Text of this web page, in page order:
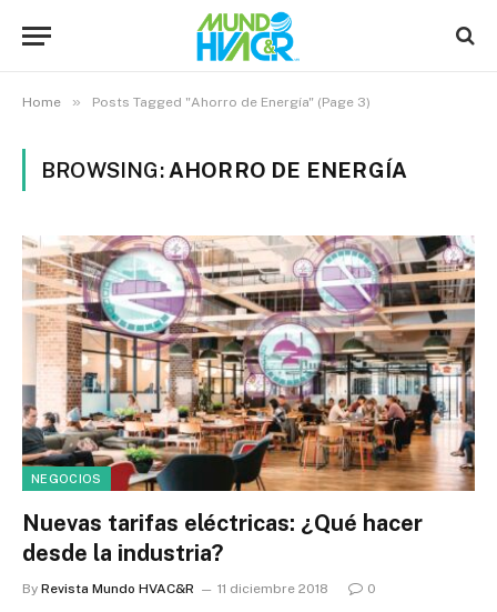
Home » Posts Tagged "Ahorro de Energía" (Page 3)
BROWSING: AHORRO DE ENERGÍA
NEGOCIOS
Nuevas tarifas eléctricas: ¿Qué hacer
desde la industria?
By Revista Mundo HVAC&R 11 diciembre 2018 0